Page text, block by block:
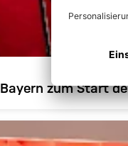
zum Start